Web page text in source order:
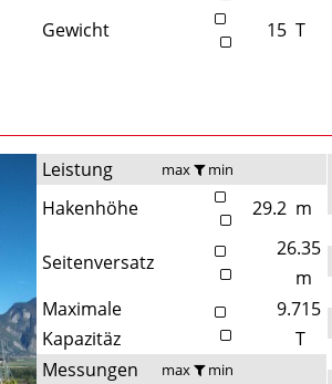
Gewicht
15 T
Leistung max min
Hakenhöhe 29.2 m
Seitenversatz
26.35
m
Maximale
Kapazitäz
9.715
T
Messungen
max min